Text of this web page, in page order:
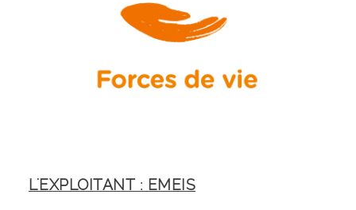
L'EXPLOITANT : EMEIS